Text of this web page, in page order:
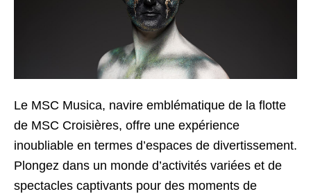
Le MSC Musica, navire emblématique de la flotte
de MSC Croisières, offre une expérience
inoubliable en termes d’espaces de divertissement.
Plongez dans un monde d’activités variées et de
spectacles captivants pour des moments de